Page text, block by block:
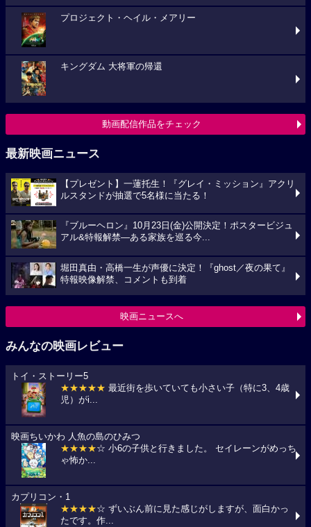
プロジェクト・ヘイル・メアリー
キングダム 大将軍の帰還
動画配信作品をチェック
最新映画ニュース
【プレゼント】一蓮托生！『グレイ・ミッション』アクリ
ルスタンドが抽選で5名様に当たる！
『ブルーヘロン』10月23日(金)公開決定！ポスタービジュ
アル&特報解禁―ある家族を巡る今...
堀田真由・高橋一生が声優に決定！『ghost／夜の果て』
特報映像解禁、コメントも到着
映画ニュースへ
みんなの映画レビュー
トイ・ストーリー5
★★★★★ 最近街を歩いていても小さい子（特に3、4歳
児）がi...
映画ちいかわ 人魚の島のひみつ
★★★★☆ 小6の子供と行きました。 セイレーンがめっち
ゃ怖か...
カプリコン・1
★★★★☆ ずいぶん前に見た感じがしますが、面白かっ
たです。作...